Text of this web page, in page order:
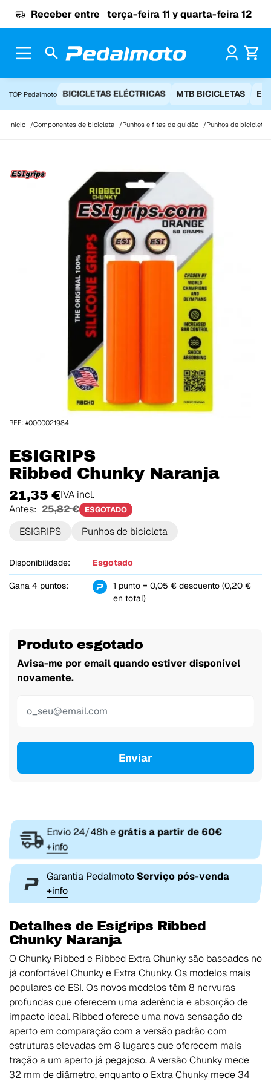
Receber entre terça-feira 11 y quarta-feira 12
TOP Pedalmoto BICICLETAS ELÉCTRICAS MTB BICICLETAS
Início Componentes de bicicleta Punhos e fitas de guidão Punhos de bicicleta
ESIGRIPS
Ribbed Chunky Naranja
21,35 €IVA incl.
Antes: 25,82 € ESGOTADO
ESIGRIPS Punhos de bicicleta
Disponibilidade: Esgotado
Gana 4 puntos:
1 punto = 0,05 € descuento (0,20 €
en total)
Produto esgotado
Avisa-me por email quando estiver disponível
novamente.
Enviar
REF: #0000021984
Envio 24/48h egrátis a partir de 60€
+info
Garantia Pedalmoto Serviço pós-venda
+info
Detalhes de Esigrips Ribbed
Chunky Naranja
O Chunky Ribbed e Ribbed Extra Chunky são baseados no
já confortável Chunky e Extra Chunky. Os modelos mais
populares de ESI. Os novos modelos têm 8 nervuras
profundas que oferecem uma aderência e absorção de
impacto ideal. Ribbed oferece uma nova sensação de
aperto em comparação com a versão padrão com
estruturas elevadas em 8 lugares que oferecem mais
tração a um aperto já pegajoso. A versão Chunky mede
32 mm de diâmetro, enquanto o Extra Chunky mede 34